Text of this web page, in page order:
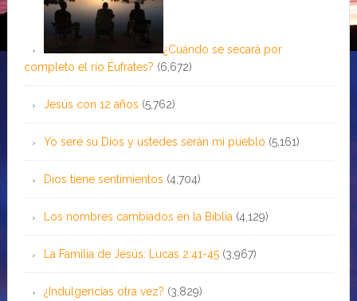
¿Cuándo se secará por
completo el río Éufrates? (6,672)
Jesús con 12 años (5,762)
Yo seré su Dios y ustedes serán mi pueblo (5,161)
Dios tiene sentimientos (4,704)
Los nombres cambiados en la Biblia (4,129)
La Familia de Jesús: Lucas 2:41-45 (3,967)
¿Indulgencias otra vez? (3,829)